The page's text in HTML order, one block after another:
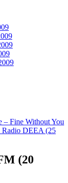
– Fine Without You
DEEA (25
(20